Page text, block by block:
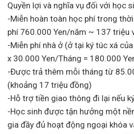
Quyền lợi và nghĩa vụ đối với học
-Miễn hoàn toàn học phí trong
phí 760.000 Yen/năm ~ 137 triệu
-Miễn phí nhà ở (ở tại ký túc xá
x 30.000 Yen/Tháng = 180.000
-Được trả thêm mỗi tháng từ
(khoảng 17 triệu đồng)
-Hỗ trợ tiền giao thông đi lại nếu
-Học sinh được tận hưởng một
gia đầy đủ hoạt động ngoại khóa